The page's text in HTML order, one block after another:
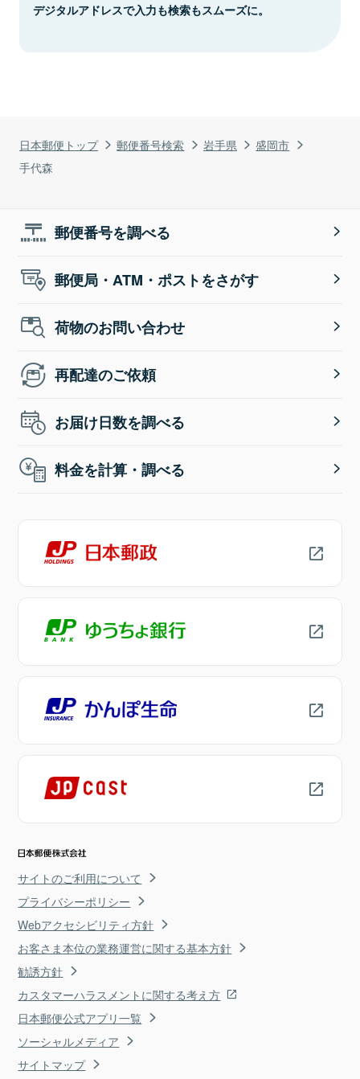
日本郵便トップ 郵便番号検索 岩手県
盛岡市
手代森
デジタルアドレスで入力も検索もスムーズに。
郵便番号を調べる
郵便局・ATM・ポストをさがす
荷物のお問い合わせ
再配達のご依頼
お届け日数を調べる
料金を計算・調べる
サイトのご利用について
プライバシーポリシー
Webアクセシビリティ方針
お客さま本位の業務運営に関する基本方針
勧誘方針
カスタマーハラスメントに関する考え方
日本郵便公式アプリ一覧
ソーシャルメディア
サイトマップ